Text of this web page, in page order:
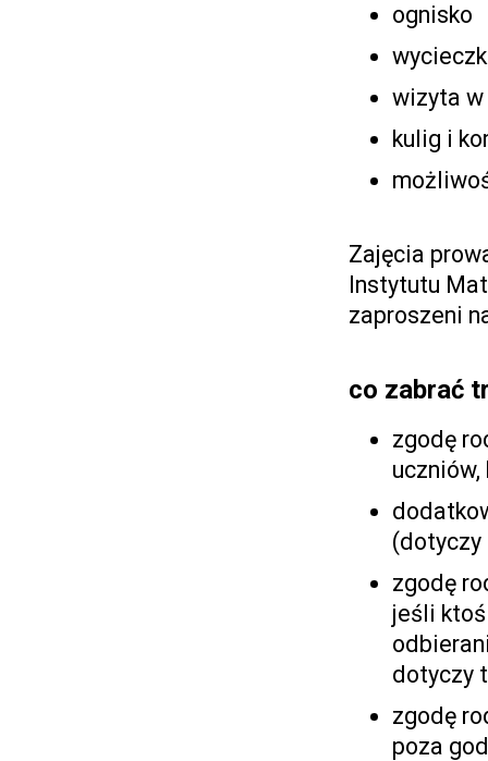
ognisko
wizyta w
kulig i
Zajęcia
Instytutu
zaproszeni
co zabrać
zgodę
(dotyczy
zgodę
jeśli
dotyczy
zgodę
poza